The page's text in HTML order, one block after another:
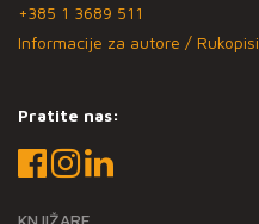
+385 1 3689 511
Informacije za autore / Rukopisi
Pratite nas:
KNJIŽARE